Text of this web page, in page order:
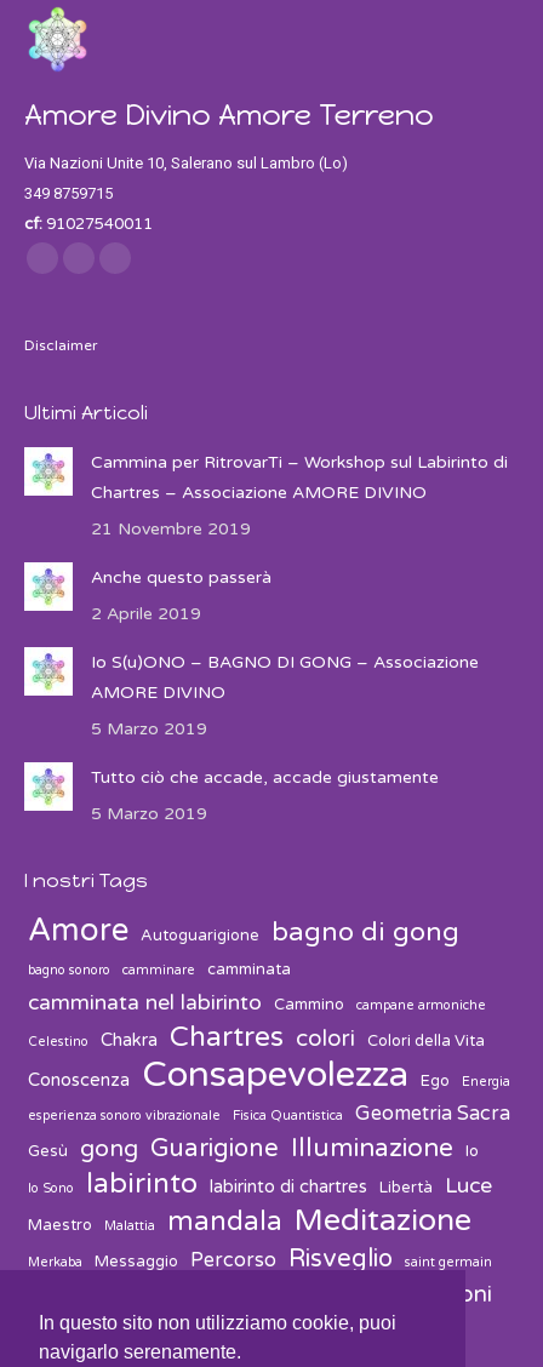
Amore Divino Amore Terreno
Via Nazioni Unite 10, Salerano sul Lambro (Lo)
349 8759715
cf:91027540011
Find us on:
Facebook
TwitterInstagram
Disclaimer
Ultimi Articoli
Cammina per RitrovarTi – Workshop sul Labirinto di
Chartres – Associazione AMORE DIVINO
21 Novembre 2019
Anche questo passerà
2 Aprile 2019
Io S(u)ONO – BAGNO DI GONG – Associazione
AMORE DIVINO
5 Marzo 2019
Tutto ciò che accade, accade giustamente
5 Marzo 2019
I nostri Tags
Amore Autoguarigione bagno di gong
bagno sonoro camminare camminata
camminata nel labirinto Cammino campane armoniche
Celestino Chakra Chartres colori Colori della Vita
Conoscenza Consapevolezza Ego Energia
esperienza sonoro vibrazionale Fisica Quantistica Geometria Sacra
Gesù gong Guarigione Illuminazione Io
Io Sono labirinto labirinto di chartres Libertà Luce
Maestro Malattia mandala Meditazione
Merkaba Messaggio Percorso Risveglio saint germain
vibrazioni
In questo sito non utilizziamo cookie, puoi
navigarlo serenamente.